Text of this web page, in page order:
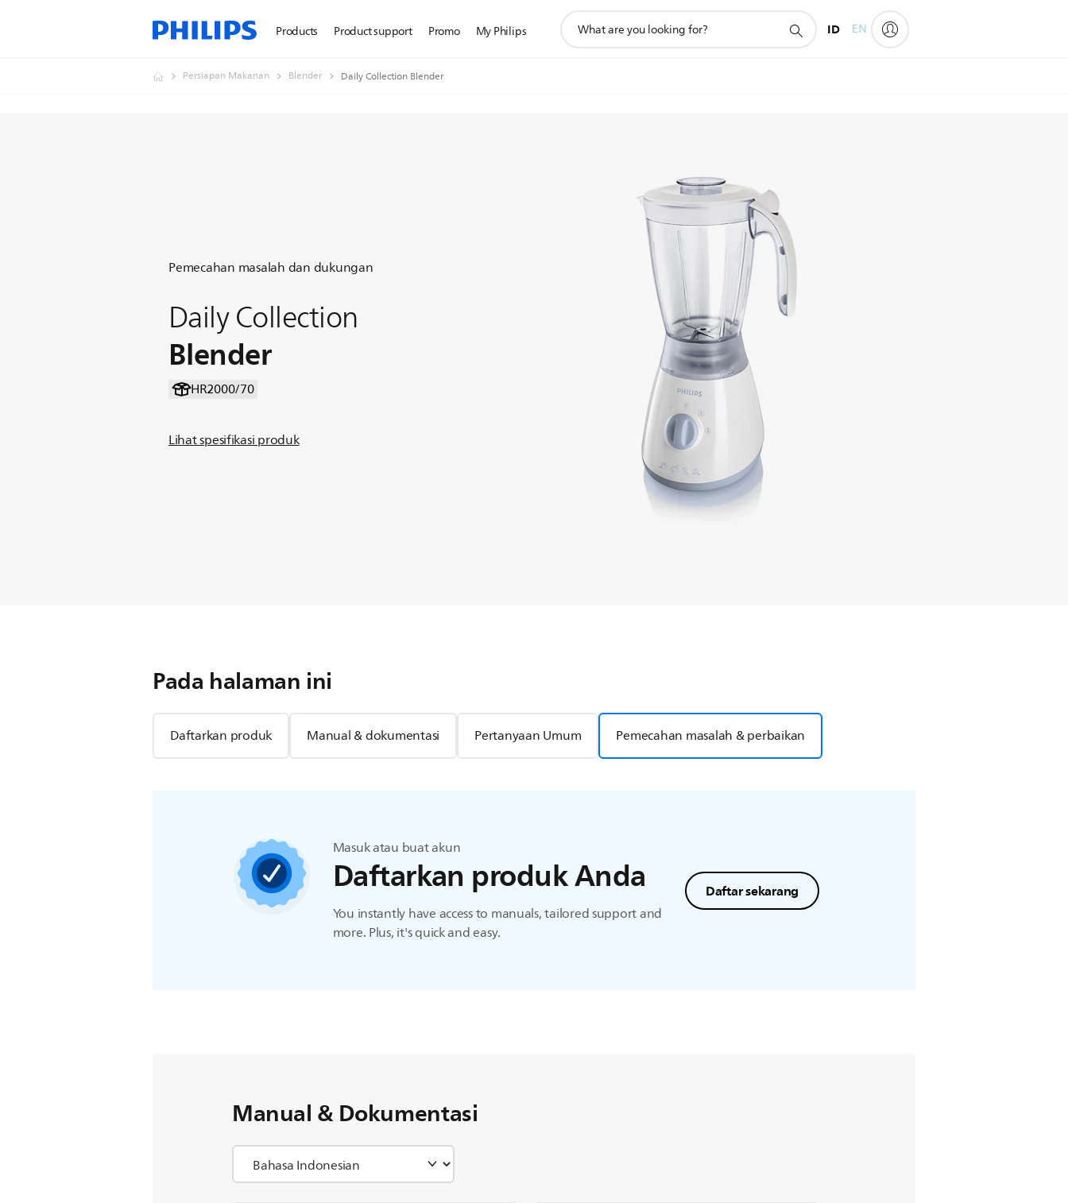
Products Product support Promo My Philips
pencarian
ID EN
Persiapan Makanan Blender Daily Collection Blender
Pemecahan masalah dan dukungan
Daily Collection
Blender
HR2000/70
Lihat spesifikasi produk
Pada halaman ini
Daftarkan produk Manual & dokumentasi Pertanyaan Umum Pemecahan masalah & perbaikan
Masuk atau buat akun
Daftarkan produk Anda
You instantly have access to manuals, tailored support and
more. Plus, it's quick and easy.
Daftar sekarang
Manual & Dokumentasi